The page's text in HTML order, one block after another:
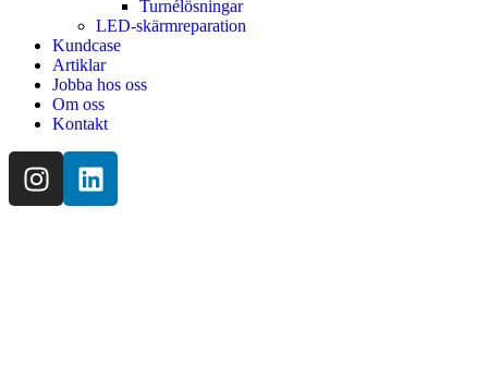
Turnélösningar
LED-skärmreparation
Kundcase
Artiklar
Jobba hos oss
Om oss
Kontakt